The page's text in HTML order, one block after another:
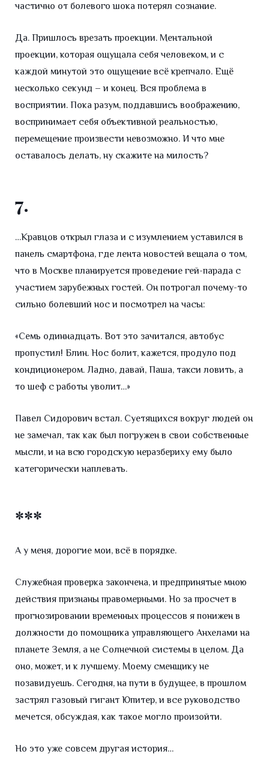
частично от болевого шока потерял сознание.
Да. Пришлось врезать проекции. Ментальной
проекции, которая ощущала себя человеком, и с
каждой минутой это ощущение всё крепчало. Ещё
несколько секунд – и конец. Вся проблема в
восприятии. Пока разум, поддавшись воображению,
воспринимает себя объективной реальностью,
перемещение произвести невозможно. И что мне
оставалось делать, ну скажите на милость?
7.
…Кравцов открыл глаза и с изумлением уставился в
панель смартфона, где лента новостей вещала о том,
что в Москве планируется проведение гей-парада с
участием зарубежных гостей. Он потрогал почему-то
сильно болевший нос и посмотрел на часы:
«Семь одиннадцать. Вот это зачитался, автобус
пропустил! Блин. Нос болит, кажется, продуло под
кондиционером. Ладно, давай, Паша, такси ловить, а
то шеф с работы уволит…»
Павел Сидорович встал. Суетящихся вокруг людей он
не замечал, так как был погружен в свои собственные
мысли, и на всю городскую неразбериху ему было
категорически наплевать.
***
А у меня, дорогие мои, всё в порядке.
Служебная проверка закончена, и предпринятые мною
действия признаны правомерными. Но за просчет в
прогнозировании временных процессов я понижен в
должности до помощника управляющего Анхелами на
планете Земля, а не Солнечной системы в целом. Да
оно, может, и к лучшему. Моему сменщику не
позавидуешь. Сегодня, на пути в будущее, в прошлом
застрял газовый гигант Юпитер, и все руководство
мечется, обсуждая, как такое могло произойти.
Но это уже совсем другая история…